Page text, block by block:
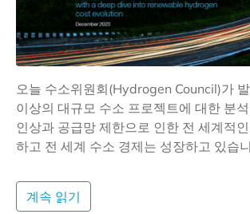
오늘 수소위원회(Hydrogen Council)가
이상의 대규모 수소 프로젝트에 대한 분
인상과 공급망 제한으로 인한 전 세계적
하고 전 세계 수소 경제는 성장하고 있습
계속 읽기